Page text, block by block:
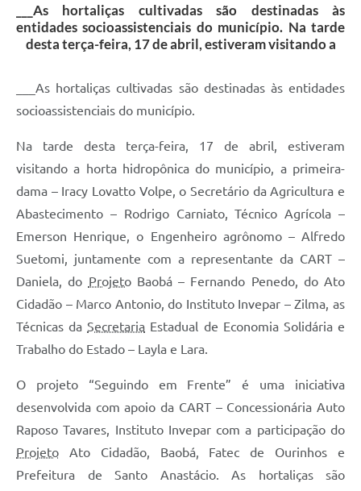
___As hortaliças cultivadas são destinadas às
entidades socioassistenciais do município. Na tarde
desta terça-feira, 17 de abril, estiveram visitando a
___As hortaliças cultivadas são destinadas às entidades
socioassistenciais do município.
Na tarde desta terça-feira, 17 de abril, estiveram
visitando a horta hidropônica do município, a primeira-
dama – Iracy Lovatto Volpe, o Secretário da Agricultura e
Abastecimento – Rodrigo Carniato, Técnico Agrícola –
Emerson Henrique, o Engenheiro agrônomo – Alfredo
Suetomi, juntamente com a representante da CART –
Daniela, do ProjetoBaobá – Fernando Penedo, do Ato
Cidadão – Marco Antonio, do Instituto Invepar – Zilma, as
Técnicas daSecretaria Estadual de Economia Solidária e
Trabalho do Estado – Layla e Lara.
O projeto “Seguindo em Frente” é uma iniciativa
desenvolvida com apoio da CART – Concessionária Auto
Raposo Tavares, Instituto Invepar com a participação do
Projeto Ato Cidadão, Baobá, Fatec de Ourinhos e
Prefeitura de Santo Anastácio. As hortaliças são